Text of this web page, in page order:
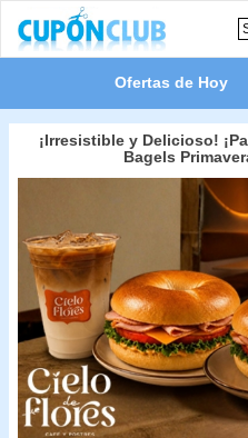
Ofertas de Hoy
¡Irresistible y Delicioso!
Bagels